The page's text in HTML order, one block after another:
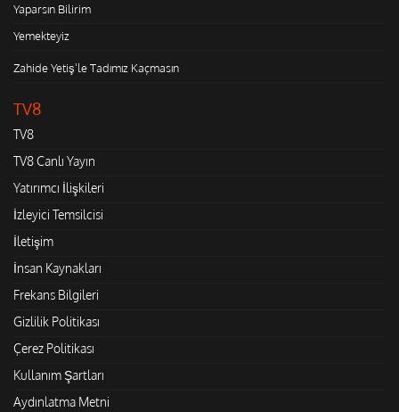
Yaparsın Bilirim
Yemekteyiz
Zahide Yetiş'le Tadımız Kaçmasın
TV8
TV8
TV8 Canlı Yayın
Yatırımcı İlişkileri
İzleyici Temsilcisi
İletişim
İnsan Kaynakları
Frekans Bilgileri
Gizlilik Politikası
Çerez Politikası
Kullanım Şartları
Aydınlatma Metni